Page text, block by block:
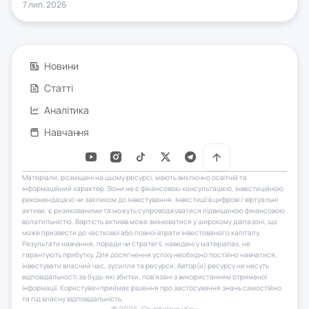
лише CFD. Флагманська платформа SaxoTraderPRO це
майже безкоштовний аналог Bloomberg Terminal.
7 лип. 2026
Новини
Статті
Аналітика
Навчання
Матеріали, розміщені на цьому ресурсі, мають виключно освітній та
інформаційний характер. Вони не є фінансовою консультацією, інвестиційною
рекомендацією чи закликом до інвестування. Інвестиції в цифрові / віртуальні
активи, є ризикованими та можуть супроводжуватися підвищеною фінансовою
волатильністю. Вартість активів може змінюватися у широкому діапазоні, що
може призвести до часткової або повної втрати інвестованого капіталу.
Результати навчання, поради чи стратегії, наведені у матеріалах, не
гарантують прибутку. Для досягнення успіху необхідно постійно навчатися,
інвестувати власний час, зусилля та ресурси. Автор(и) ресурсу не несуть
відповідальності за будь-які збитки, пов’язані з використанням отриманої
інформації. Користувач приймає рішення про застосування знань самостійно
та під власну відповідальність.